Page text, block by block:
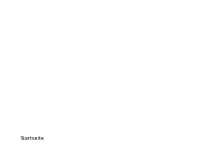
Startseite